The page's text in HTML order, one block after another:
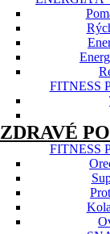
FITNESS
ZDRAVÉ
FITNESS